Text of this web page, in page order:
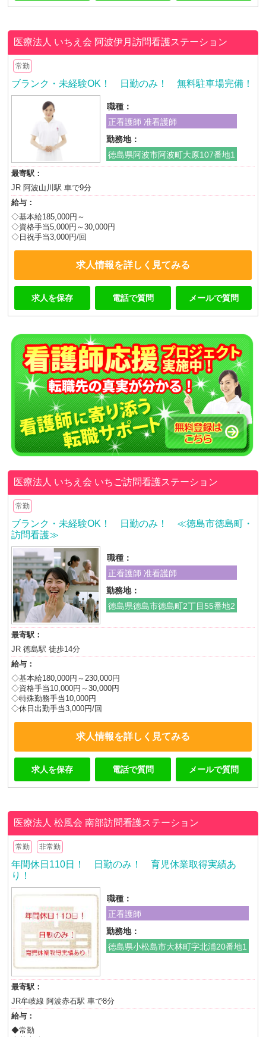
医療法人 いちえ会 阿波伊月訪問看護ステーション
常勤
ブランク・未経験OK！ 日勤のみ！ 無料駐車場完備！
職種：
正看護師 准看護師
勤務地：
徳島県阿波市阿波町大原107番地1
最寄駅：
JR 阿波山川駅 車で9分
給与：
◇基本給185,000円～
◇資格手当5,000円～30,000円
◇日祝手当3,000円/回
求人情報を詳しく見てみる
求人を保存 電話で質問 メールで質問
医療法人 いちえ会 いちご訪問看護ステーション
常勤
ブランク・未経験OK！ 日勤のみ！ ≪徳島市徳島町・
訪問看護≫
職種：
正看護師 准看護師
勤務地：
徳島県徳島市徳島町2丁目55番地2
最寄駅：
JR 徳島駅 徒歩14分
給与：
◇基本給180,000円～230,000円
◇資格手当10,000円～30,000円
◇特殊勤務手当10,000円
◇休日出勤手当3,000円/回
求人情報を詳しく見てみる
求人を保存 電話で質問 メールで質問
医療法人 松風会南部訪問看護ステーション
常勤 非常勤
年間休日110日！ 日勤のみ！ 育児休業取得実績あ
り！
職種：
正看護師
勤務地：
徳島県小松島市大林町字北浦20番地1
最寄駅：
JR牟岐線 阿波赤石駅 車で8分
給与：
◆常勤